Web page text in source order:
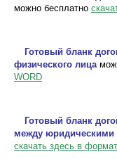
можно бесплатно
Готовый бланк
физического лица
WORD
Готовый бланк
между юридическими
скачать здесь в